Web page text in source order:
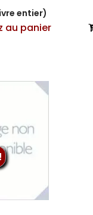
entier)
au panier